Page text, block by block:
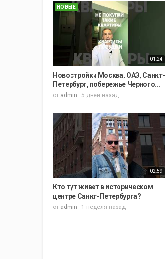
01:24
НОВЫЕ
Новостройки Москва, ОАЭ, Санкт-
Петербург, побережье Черного...
от admin 5 дней назад
02:59
Кто тут живет в историческом
центре Санкт-Петербурга?
от admin 1 неделя назад